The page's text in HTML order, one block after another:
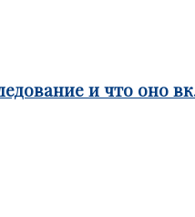
и что оно